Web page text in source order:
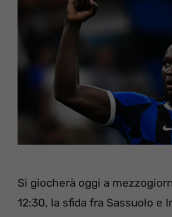
Si giocherà oggi a
12:30, la sfida fra Sassuolo e